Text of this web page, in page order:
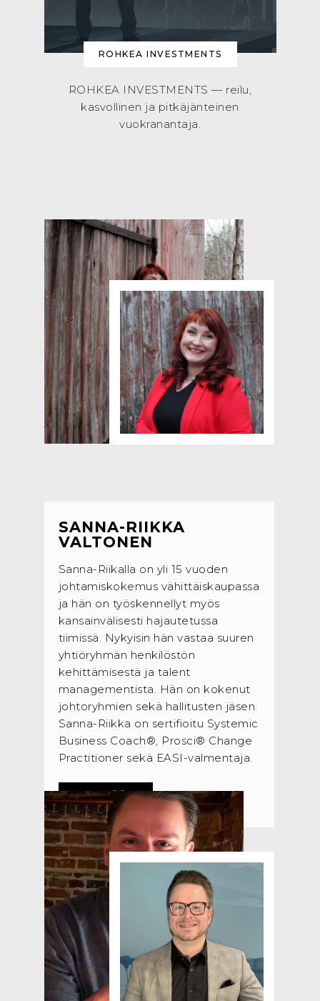
ROHKEA INVESTMENTS
ROHKEA INVESTMENTS — reilu,
kasvollinen ja pitkäjänteinen
vuokranantaja.
SANNA-RIIKKA
VALTONEN
Sanna-Riikalla on yli 15 vuoden
johtamiskokemus vähittäiskaupassa
ja hän on työskennellyt myös
kansainvälisesti hajautetussa
tiimissä. Nykyisin hän vastaa suuren
yhtiöryhmän henkilöstön
kehittämisestä ja talent
managementista. Hän on kokenut
johtoryhmien sekä hallitusten jäsen.
Sanna-Riikka on sertifioitu Systemic
Business Coach®, Prosci® Change
Practitioner sekä EASI-valmentaja.
LUE LISÄÄ